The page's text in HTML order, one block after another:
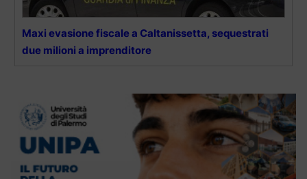
Maxi evasione fiscale a Caltanissetta, sequestrati
due milioni a imprenditore